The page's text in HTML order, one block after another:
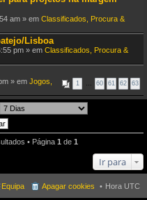
am » em Classificados, Procura &
Lisboa
pm » em Classificados, Procura &
1 60 61 62 63
» em Jogos,
• Página 1 de 1
Ir para
Hora UTC
Apagar cookies
Equipa